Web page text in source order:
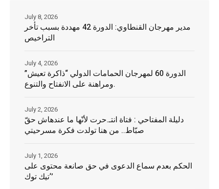
مدير مهرجان القنطاوي: الدورة 42 مهددة بسبب تأخر
التراخيص
July 8, 2026
الدورة 60 لمهرجان الحمامات الدولي “ذاكرة تعيش”
ومراهنة على الانفتاح والتنوع.
July 4, 2026
دليلة المفتاحي : فتاة انتـ.حرت لأنّها ما عندهاش حقّ
صبّاط.. من هنا تولدت فكرة مسرحيتي
July 2, 2026
الحكم بعدم سماع الدعوى في حق صانعة محتوى على
‘تيك توك’
July 1, 2026